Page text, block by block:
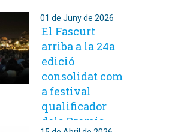
01 de Juny de 2026
El Fascurt
arriba a la 24a
edició
consolidat com
a festival
qualificador
dels Premis